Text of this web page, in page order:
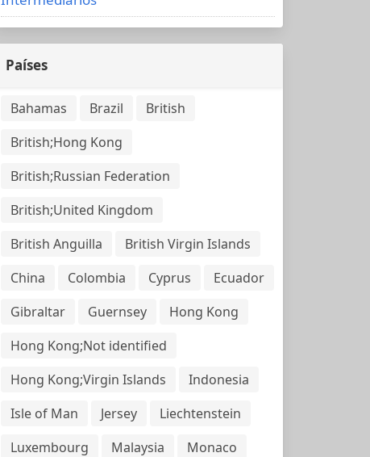
Países
Bahamas Brazil
British
British;Hong Kong
British;Russian Federation
British;United Kingdom
British Anguilla
British Virgin Islands
China
Colombia Cyprus
Ecuador
Gibraltar
Guernsey
Hong Kong
Hong Kong;Not identified
Hong Kong;Virgin Islands
Indonesia
Isle of Man
Jersey
Liechtenstein
Luxembourg
Malaysia
Monaco